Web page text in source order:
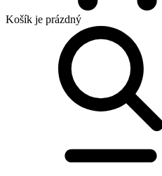
Košík je prázdný